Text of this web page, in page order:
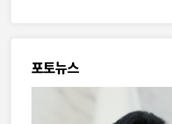
포토뉴스